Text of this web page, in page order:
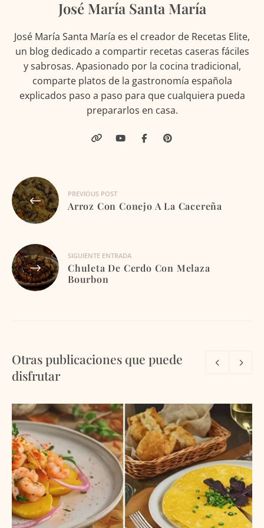
José María Santa María
José María Santa María es el creador de Recetas Elite,
un blog dedicado a compartir recetas caseras fáciles
y sabrosas. Apasionado por la cocina tradicional,
comparte platos de la gastronomía española
explicados paso a paso para que cualquiera pueda
prepararlos en casa.
Navegación
de
entradas
PREVIOUS POST
Arroz Con Conejo A La Cacereña
SIGUIENTE ENTRADA
Chuleta De Cerdo Con Melaza
Bourbon
Otras publicaciones que puede
disfrutar